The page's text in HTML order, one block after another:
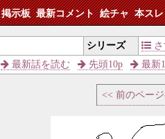
掲示板 最新コメント 絵チャ 本スレ
シリーズ
最新話を読む 先頭10p 最新
<< 前のペー